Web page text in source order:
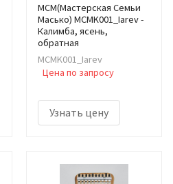
МСМ(Мастерская Семьи
Масько) MCMK001_Iarev -
Калимба, ясень,
обратная
MCMK001_Iarev
Цена по запросу
Узнать цену